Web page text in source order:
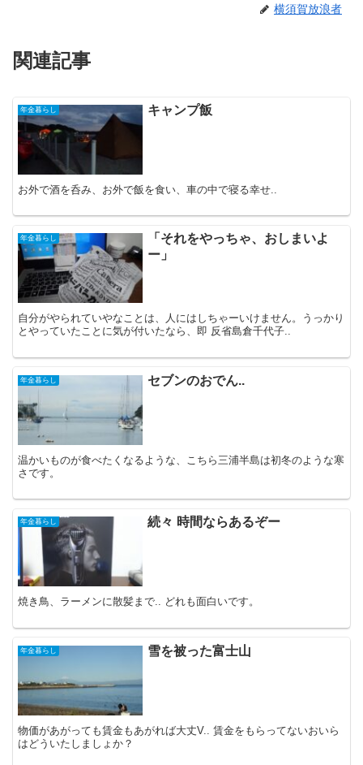
横須賀放浪者
関連記事
年金暮らし キャンプ飯
お外で酒を呑み、お外で飯を食い、車の中で寝る幸せ..
年金暮らし
「それをやっちゃ、おしまいよ
ー」
自分がやられていやなことは、人にはしちゃーいけません。うっかり
とやっていたことに気が付いたなら、即 反省島倉千代子..
年金暮らし セブンのおでん..
温かいものが食べたくなるような、こちら三浦半島は初冬のような寒
さです。
年金暮らし 続々 時間ならあるぞー
焼き鳥、ラーメンに散髪まで.. どれも面白いです。
年金暮らし 雪を被った富士山
物価があがっても賃金もあがれば大丈V.. 賃金をもらってないおいら
はどういたしましょか？